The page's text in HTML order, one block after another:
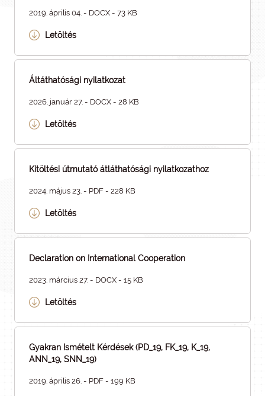
2019. április 04. - DOCX - 73 KB
Letöltés
Áltáthatósági nyilatkozat
2026. január 27. - DOCX - 28 KB
Letöltés
Kitöltési útmutató átláthatósági nyilatkozathoz
2024. május 23. - PDF - 228 KB
Letöltés
Declaration on International Cooperation
2023. március 27. - DOCX - 15 KB
Letöltés
Gyakran Ismételt Kérdések (PD_19, FK_19, K_19,
ANN_19, SNN_19)
2019. április 26. - PDF - 199 KB